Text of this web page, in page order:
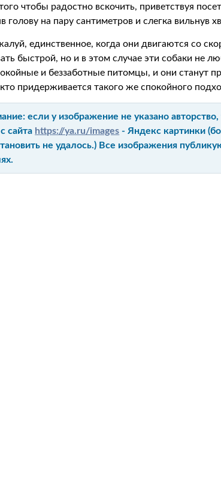
чтобы радостно вскочить, приветствуя
голову на пару сантиметров и слегка вильнув
единственное, когда они двигаются со
быстрой, но и в этом случае эти собаки не
и беззаботные питомцы, и они станут
придерживается такого же спокойного
если у изображение не указано авторство,
сайта https://ya.ru/images - Яндекс картинки
не удалось.) Все изображения